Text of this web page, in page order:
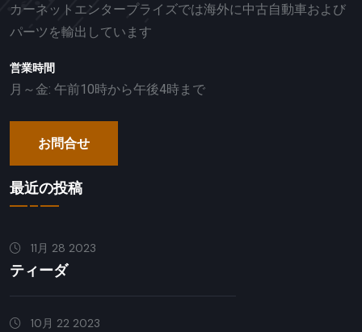
カーネットエンタープライズでは海外に中古自動車および
パーツを輸出しています
営業時間
月～金: 午前10時から午後4時まで
お問合せ
最近の投稿
11月 28 2023
ティーダ
10月 22 2023